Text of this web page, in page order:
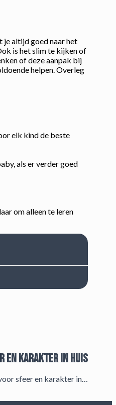
je altijd goed naar het
is het slim te kijken of
of deze aanpak bij
helpen. Overleg
elk kind de beste
als er verder goed
om alleen te leren
en karakter in huis
sfeer en karakter in…